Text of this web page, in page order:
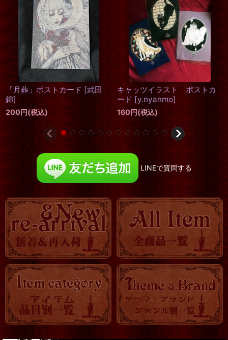
Mari Shimizu 人形写真ポス
トカードセット (3) 6枚組
清水真理]
1,000円 (税込)
「BUTLER」ポストカード [
田錦]
200 円(税込)
LINEで質問する